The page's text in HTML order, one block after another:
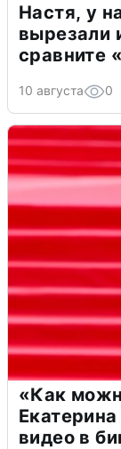
Настя, у
вырезали
сравните
10 августа 0
«Как
видео в